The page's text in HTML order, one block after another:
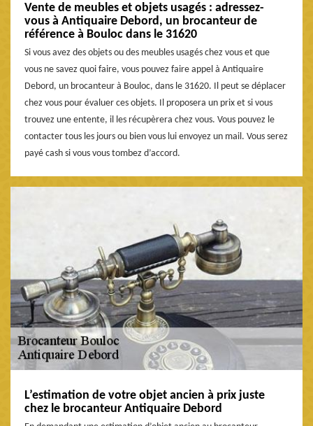
Vente de meubles et objets usagés : adressez-
vous à Antiquaire Debord, un brocanteur de
référence à Bouloc dans le 31620
Si vous avez des objets ou des meubles usagés chez vous et que
vous ne savez quoi faire, vous pouvez faire appel à Antiquaire
Debord, un brocanteur à Bouloc, dans le 31620. Il peut se déplacer
chez vous pour évaluer ces objets. Il proposera un prix et si vous
trouvez une entente, il les récupèrera chez vous. Vous pouvez le
contacter tous les jours ou bien vous lui envoyez un mail. Vous serez
payé cash si vous vous tombez d’accord.
L’estimation de votre objet ancien à prix juste
chez le brocanteur Antiquaire Debord